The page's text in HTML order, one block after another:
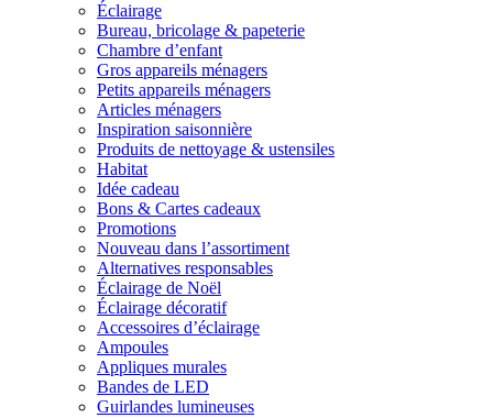
Éclairage
Bureau, bricolage & papeterie
Chambre d’enfant
Gros appareils ménagers
Petits appareils ménagers
Articles ménagers
Inspiration saisonnière
Produits de nettoyage & ustensiles
Habitat
Idée cadeau
Bons & Cartes cadeaux
Promotions
Nouveau dans l’assortiment
Alternatives responsables
Éclairage de Noël
Éclairage décoratif
Accessoires d’éclairage
Ampoules
Appliques murales
Bandes de LED
Guirlandes lumineuses